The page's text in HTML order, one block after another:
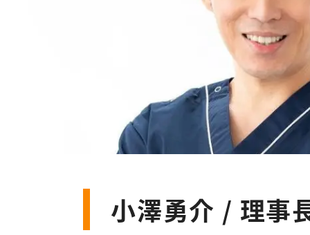
小澤勇介 / 理事